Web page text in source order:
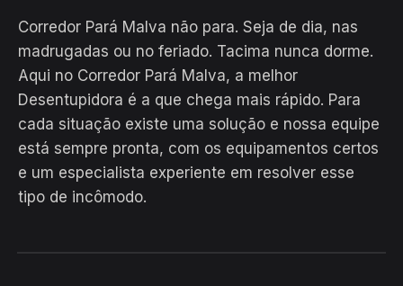
Corredor Pará Malva não para. Seja de dia, nas
madrugadas ou no feriado. Tacima nunca dorme.
Aqui no Corredor Pará Malva, a melhor
Desentupidora é a que chega mais rápido. Para
cada situação existe uma solução e nossa equipe
está sempre pronta, com os equipamentos certos
e um especialista experiente em resolver esse
tipo de incômodo.
Hiroshiro · Corredor Pará Malva,